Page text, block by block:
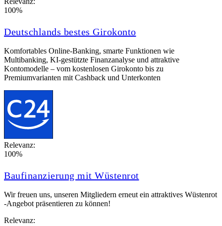
100%
Deutschlands bestes Girokonto
Komfortables Online‑Banking, smarte Funktionen wie
Multibanking, KI‑gestützte Finanzanalyse und attraktive
Kontomodelle – vom kostenlosen Girokonto bis zu
Premiumvarianten mit Cashback und Unterkonten
Relevanz:
100%
Baufinanzierung mit Wüstenrot
Wir freuen uns, unseren Mitgliedern erneut ein attraktives Wüstenrot
-Angebot präsentieren zu können!
Relevanz: